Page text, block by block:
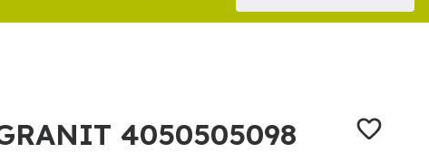
4050505098